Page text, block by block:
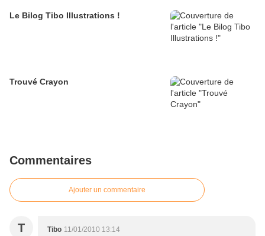
Le Bilog Tibo Illustrations !
Trouvé Crayon
Commentaires
Ajouter un commentaire
T Tibo 11/01/2010 13:14